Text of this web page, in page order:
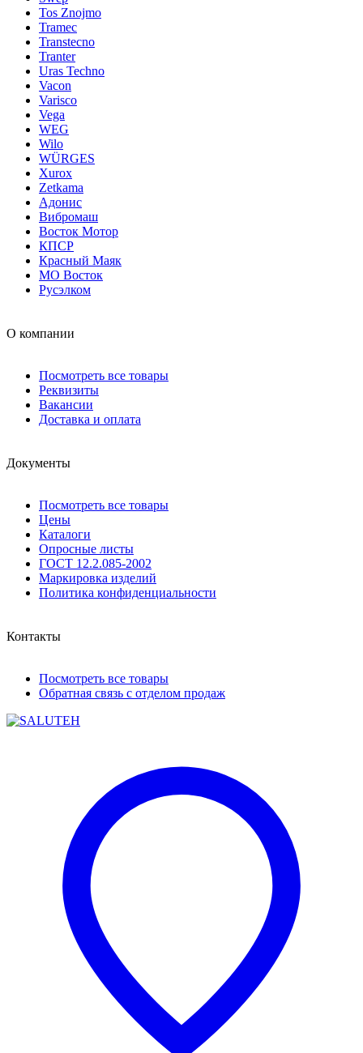
Tos Znojmo
Tramec
Transtecno
Tranter
Uras Techno
Vacon
Varisco
Vega
WEG
Wilo
WÜRGES
Xurox
Zetkama
Адонис
Вибромаш
Восток Мотор
КПСР
Красный Маяк
МО Восток
Русэлком
О компании
Посмотреть все товары
Реквизиты
Вакансии
Доставка и оплата
Документы
Посмотреть все товары
Цены
Каталоги
Опросные листы
ГОСТ 12.2.085-2002
Маркировка изделий
Политика конфиденциальности
Контакты
Посмотреть все товары
Обратная связь с отделом продаж